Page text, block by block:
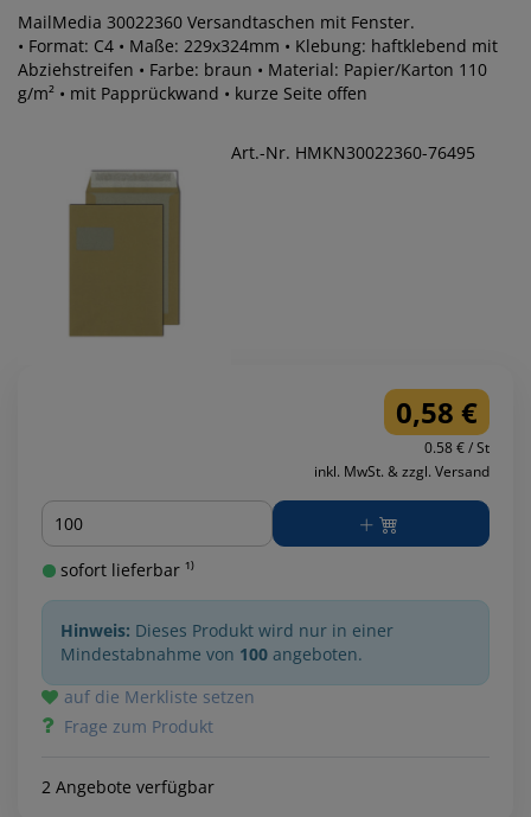
MailMedia 30022360 Versandtaschen mit Fenster.
• Format: C4 • Maße: 229x324mm • Klebung: haftklebend mit
Abziehstreifen • Farbe: braun • Material: Papier/Karton 110
g/m² • mit Papprückwand • kurze Seite offen
Art.-Nr. HMKN30022360-76495
0,58 €
0.58 € / St
inkl. MwSt. & zzgl. Versand
Menge
sofort lieferbar ¹⁾
Hinweis: Dieses Produkt wird nur in einer
Mindestabnahme von 100 angeboten.
auf die Merkliste setzen
Frage zum Produkt
2 Angebote verfügbar